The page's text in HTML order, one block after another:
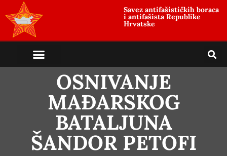
Savez antifašističkih boraca
i antifašista Republike
Hrvatske
OSNIVANJE
MAĐARSKOG
BATALJUNA
ŠANDOR PETOFI